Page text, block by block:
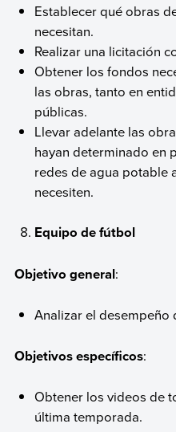
Establecer qué obras
necesitan.
Realizar una licitación
Obtener los fondos
las obras, tanto en
públicas.
Llevar adelante las
hayan determinado en
redes de agua potable
necesiten.
Equipo de fútbol
Objetivo general:
Analizar el
Objetivos específicos:
Obtener los videos de
última temporada.